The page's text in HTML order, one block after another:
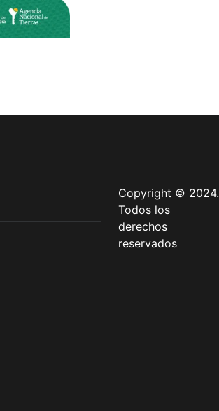
Copyright © 2024.
Todos los
derechos
reservados